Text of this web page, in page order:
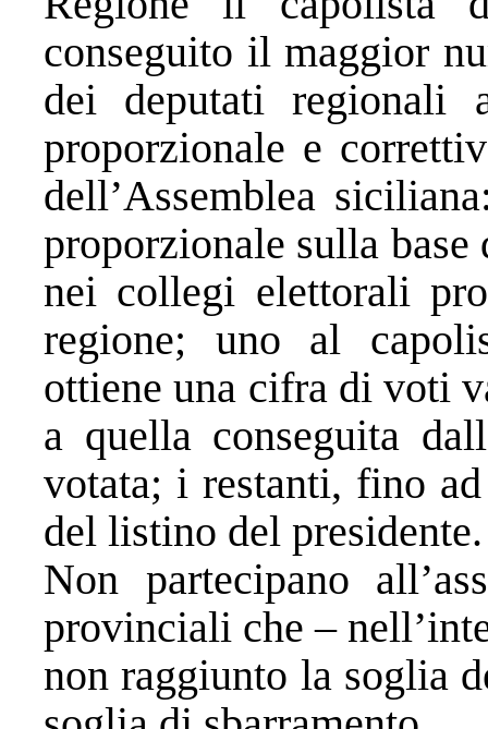
conseguito il maggior
dei deputati regionali
proporzionale e
dell’Assemblea
proporzionale sulla
nei collegi elettorali
regione; uno al
ottiene una cifra di voti
a quella conseguita
votata; i restanti, fino
del listino del presidente.
Non partecipano
provinciali che –
non raggiunto la soglia